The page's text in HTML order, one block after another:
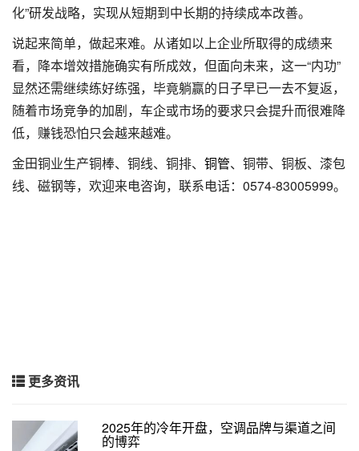
化”研发战略，实现从短期到中长期的持续成本改善。
说起来简单，做起来难。从诸如以上企业所取得的成绩来
看，降本增效措施确实有所成效，但面向未来，这一“内功”
显然还需继续练好练强，毕竟躺赢的日子早已一去不复返，
随着市场竞争的加剧，车企或市场的要求只会提升而很难降
低，赚钱恐怕只会越来越难。
金田铜业生产铜棒、铜线、铜排、 铜管、铜带、铜板、漆包
线、磁钢等，欢迎来电咨询，联系电话：0574-83005999。
更多资讯
2025年的冷年开盘，空调品牌与渠道之间
的博弈